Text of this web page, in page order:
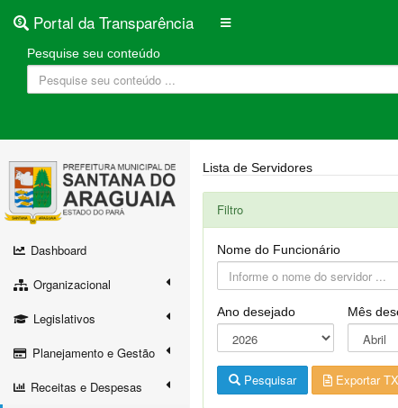
Portal da Transparência
Pesquise seu conteúdo
Dashboard
Organizacional
Legislativos
Planejamento e Gestão
Receitas e Despesas
Lista de Servidores
Filtro
Nome do Funcionário
Ano desejado Mês
Pesquisar Exportar